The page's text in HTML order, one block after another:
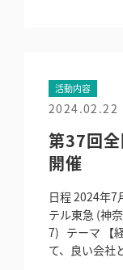
活動内容
2024.02.22
第37回
開催
日程 2024年7
テル東急 (神
7) テーマ 【
て、良い会社